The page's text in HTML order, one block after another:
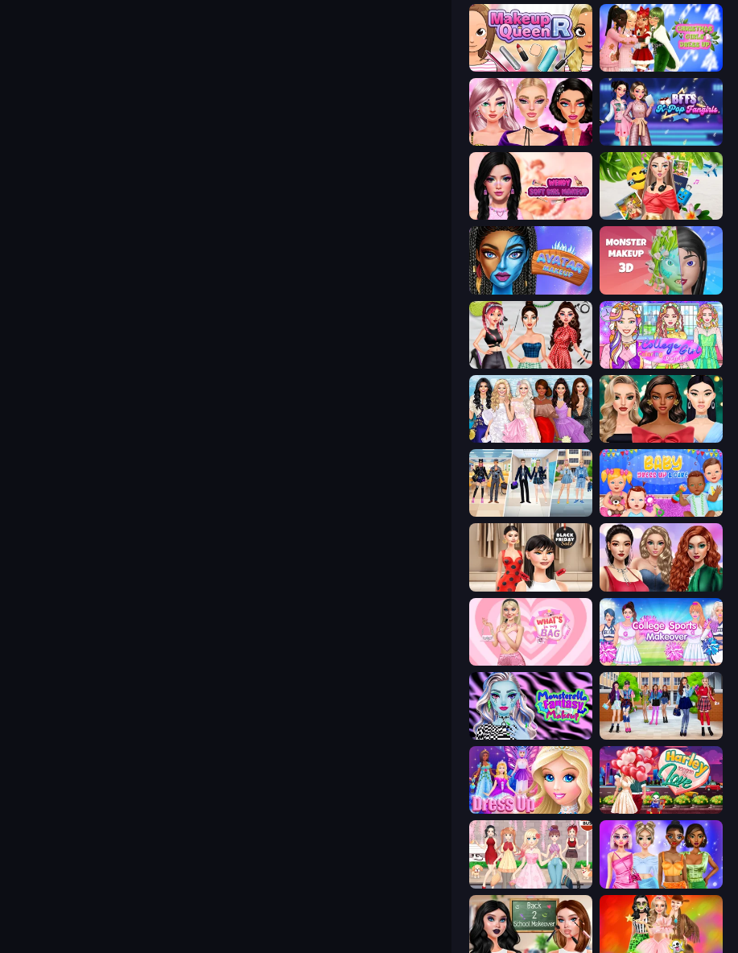
Make Up Queen R Christmas Girls Dress Up
New Year Makeup Trends BFFs K-Pop Fangirls
Wendy Soft Girl Makeup Travel with Me: ASMR Edition
Avatar Make Up Monster Makeup 3D
Brat Girl Summer College Girl Coloring Dress Up
Model Dress Up Girl New Year's Eve Makeup
College Girl & Boy Makeover Baby Dress Up
Shopaholic Black Friday Colored Denim Trends
What's In My Bag College Sport Team Makeover
Monsterella Fantasy Makeup High School BFFs: Girls Team
Princess Dress Up Harley Learns To Love
Anime Girls Dress Up Games Monochrome Looks